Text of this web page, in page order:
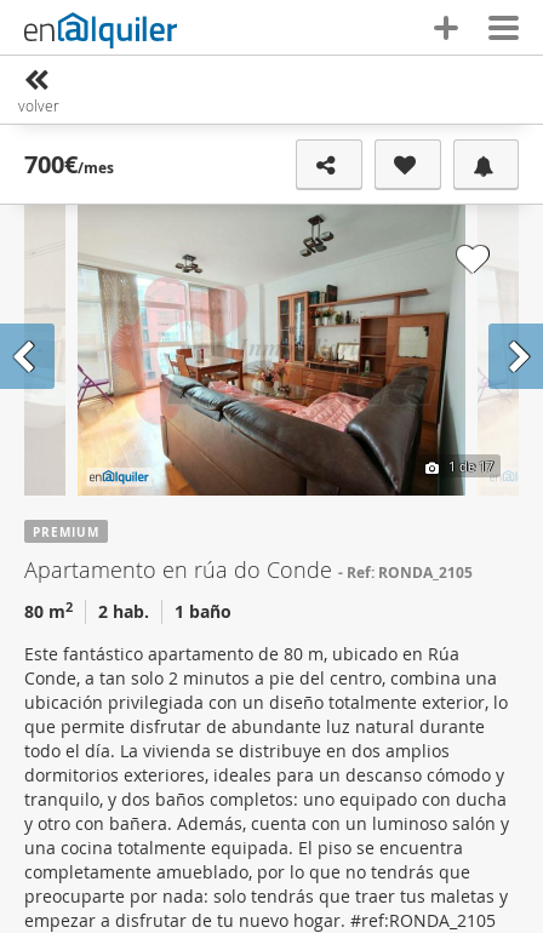
volver
700€/mes
1 de 17
PREMIUM
Apartamento en rúa do Conde Ref: RONDA_2105
80 m2 2 hab.
1 baño
Este fantástico apartamento de 80 m, ubicado en Rúa
Conde, a tan solo 2 minutos a pie del centro, combina una
ubicación privilegiada con un diseño totalmente exterior, lo
que permite disfrutar de abundante luz natural durante
todo el día. La vivienda se distribuye en dos amplios
dormitorios exteriores, ideales para un descanso cómodo y
tranquilo, y dos baños completos: uno equipado con ducha
y otro con bañera. Además, cuenta con un luminoso salón y
una cocina totalmente equipada. El piso se encuentra
completamente amueblado, por lo que no tendrás que
preocuparte por nada: solo tendrás que traer tus maletas y
empezar a disfrutar de tu nuevo hogar. #ref:RONDA_2105